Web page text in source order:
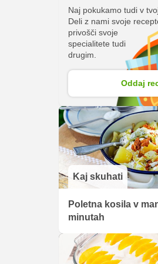
Naj pokukamo tudi v
Deli z nami svoje
privošči svoje
specialitete tudi
drugim.
Oddaj
Kaj skuhati
Poletna kosila v
minutah